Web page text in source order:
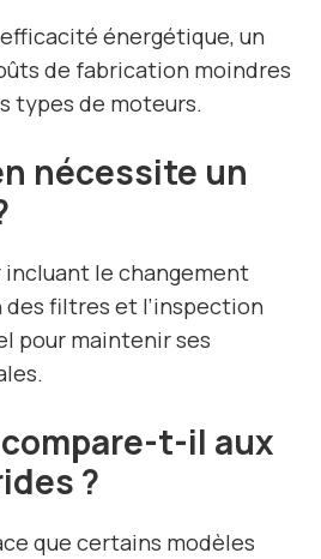
énergétique, un
de fabrication moindres
types de moteurs.
nécessite un
le changement
des filtres et l’inspection
pour maintenir ses
t-il aux
?
que certains modèles